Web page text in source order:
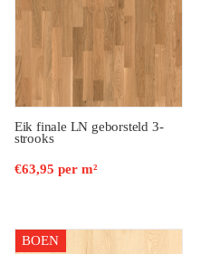
Eik finale LN geborsteld 3-
strooks
€63,95 per m²
BOEN